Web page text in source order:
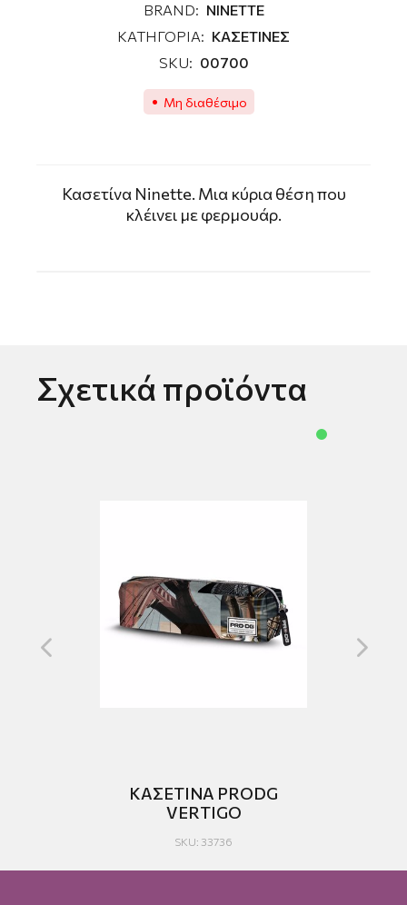
BRAND: NINETTE
ΚΑΤΗΓΟΡΙΑ: ΚΑΣΕΤΙΝΕΣ
SKU: 00700
Μη διαθέσιμο
Κασετίνα Ninette. Μια κύρια θέση που
κλέινει με φερμουάρ.
Σχετικά προϊόντα
ΚΑΣΕΤΙΝΑ PRODG
VERTIGO
SKU: 33736